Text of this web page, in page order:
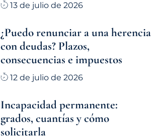
13 de julio de 2026
¿Puedo renunciar a una herencia
con deudas? Plazos,
consecuencias e impuestos
12 de julio de 2026
Incapacidad permanente:
grados, cuantías y cómo
solicitarla